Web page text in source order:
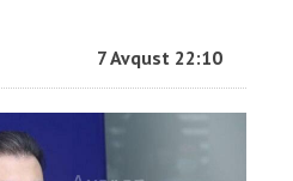
7 Avqust 22:10